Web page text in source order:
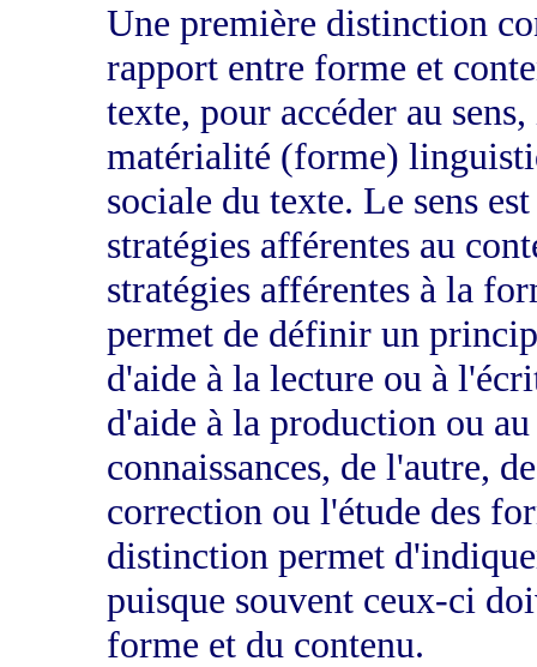
Une première distinction
rapport entre forme et
texte, pour accéder au
matérialité (forme)
sociale du texte. Le sens
stratégies afférentes au
stratégies afférentes à la
permet de définir un
d'aide à la lecture ou à
d'aide à la production ou
connaissances, de l'autre,
correction ou l'étude des
distinction permet
puisque souvent ceux-ci
forme et du contenu.